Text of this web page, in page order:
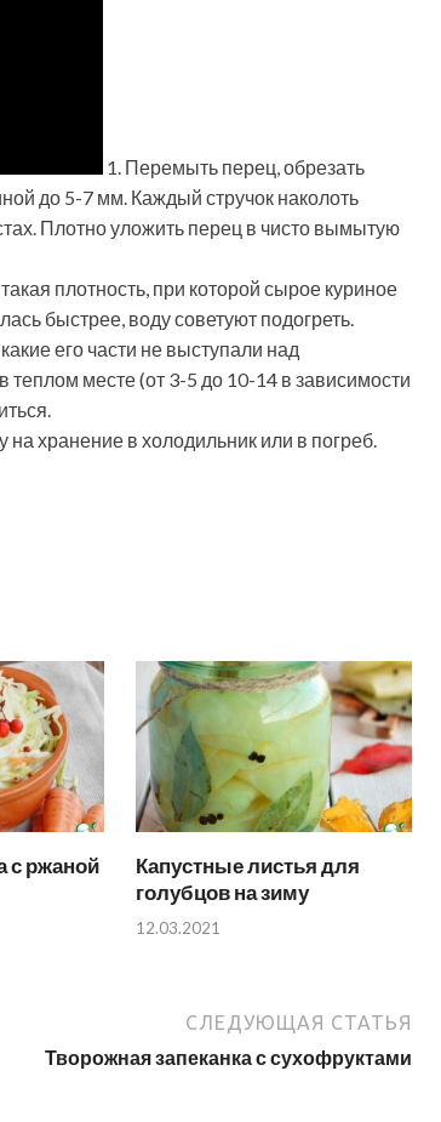
1. Перемыть перец, обрезать
до 5-7 мм. Каждый стручок наколоть
Плотно уложить перец в чисто вымытую
плотность, при которой сырое куриное
быстрее, воду советуют подогреть.
его части не выступали над
теплом месте (от 3-5 до 10-14 в зависимости
на хранение в холодильник или в погреб.
с ржаной
Капустные листья для
голубцов на зиму
12.03.2021
СЛЕДУЮЩАЯ СТАТЬЯ
Творожная запеканка с сухофруктами